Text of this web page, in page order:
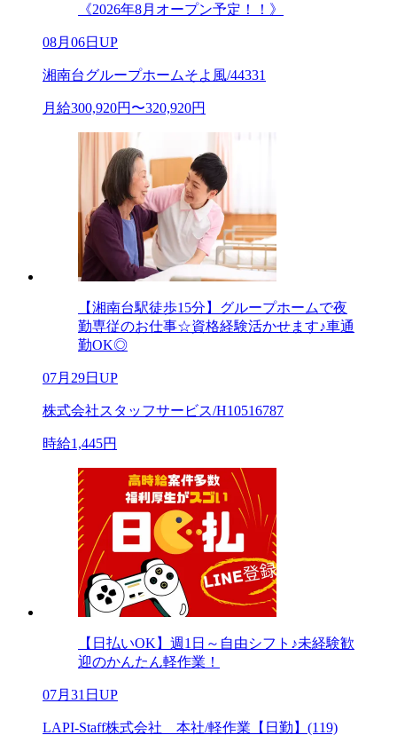
《2026年8月オープン予定！！》
08月06日UP
湘南台グループホームそよ風/44331
月給300,920円〜320,920円
【湘南台駅徒歩15分】グループホームで夜
勤専従のお仕事☆資格経験活かせます♪車通
勤OK◎
07月29日UP
株式会社スタッフサービス/H10516787
時給1,445円
【日払いOK】週1日～自由シフト♪未経験歓
迎のかんたん軽作業！
07月31日UP
LAPI-Staff株式会社 本社/軽作業【日勤】(119)